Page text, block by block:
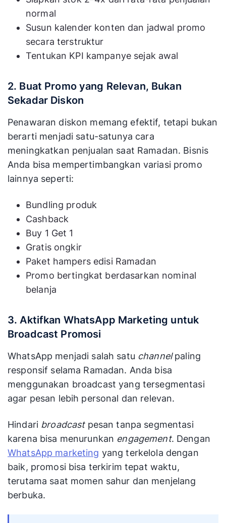
normal
Susun kalender konten dan jadwal promo
secara terstruktur
Tentukan KPI kampanye sejak awal
2. Buat Promo yang Relevan, Bukan
Sekadar Diskon
Penawaran diskon memang efektif, tetapi bukan
berarti menjadi satu-satunya cara
meningkatkan penjualan saat Ramadan. Bisnis
Anda bisa mempertimbangkan variasi promo
lainnya seperti:
Bundling produk
Cashback
Buy 1 Get 1
Gratis ongkir
Paket hampers edisi Ramadan
Promo bertingkat berdasarkan nominal
belanja
3. Aktifkan WhatsApp Marketing untuk
Broadcast Promosi
WhatsApp menjadi salah satu channelpaling
responsif selama Ramadan. Anda bisa
menggunakan broadcast yang tersegmentasi
agar pesan lebih personal dan relevan.
Hindari broadcast pesan tanpa segmentasi
karena bisa menurunkan engagement. Dengan
WhatsApp marketing yang terkelola dengan
baik, promosi bisa terkirim tepat waktu,
terutama saat momen sahur dan menjelang
berbuka.